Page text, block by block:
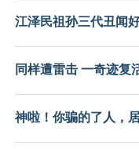
江泽民祖孙三代丑闻
同样遭雷击 一奇迹复
神啦！你骗的了人，